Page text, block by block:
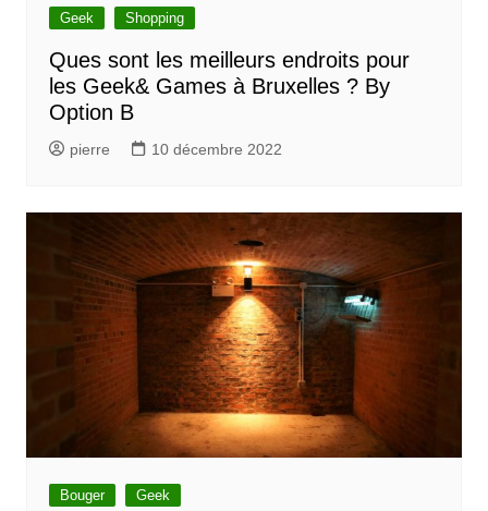
Geek Shopping
Ques sont les meilleurs endroits pour
les Geek& Games à Bruxelles ? By
Option B
pierre 10 décembre 2022
Bouger Geek